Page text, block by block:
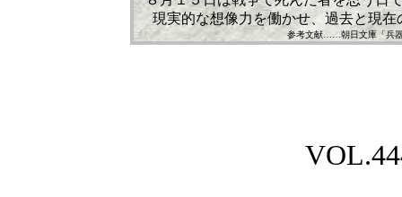
現実的な想像力を働かせ、過去と現
参考文献……朝日文庫「兵